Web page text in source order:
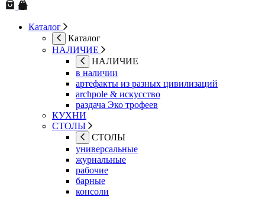
Каталог
Каталог
НАЛИЧИЕ
НАЛИЧИЕ
в наличии
артефакты из разных цивилизаций
archpole & искусство
раздача Эко трофеев
КУХНИ
СТОЛЫ
СТОЛЫ
универсальные
журнальные
рабочие
барные
консоли